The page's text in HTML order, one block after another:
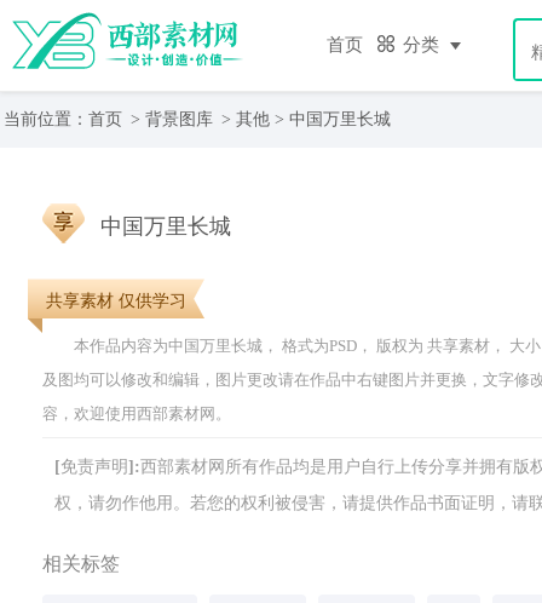
首页 分类
当前位置： 首页 > 背景图库 > 其他 > 中国万里长城
共享素材 仅供学习
中国万里长城
本作品内容为中国万里长城， 格式为PSD， 版权为 共享素材， 大
及图均可以修改和编辑，图片更改请在作品中右键图片并更换，文字
容，欢迎使用西部素材网。
[免责声明]:西部素材网所有作品均是用户自行上传分享并拥有
权，请勿作他用。若您的权利被侵害，请提供作品书面证明，请
相关标签